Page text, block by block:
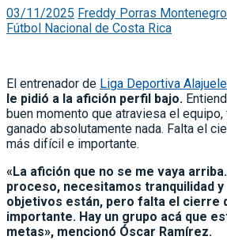
03/11/2025 Freddy Porras Montenegro
Fútbol Nacional de Costa Rica
El entrenador de Liga Deportiva
le pidió a la afición perfil bajo.
buen momento que atraviesa el
ganado absolutamente nada. Falta el
más difícil e importante.
«La afición que no se me vaya
proceso, necesitamos tranquilidad
objetivos están, pero falta el cierre
importante. Hay un grupo acá que
metas», mencionó Óscar Ramírez.